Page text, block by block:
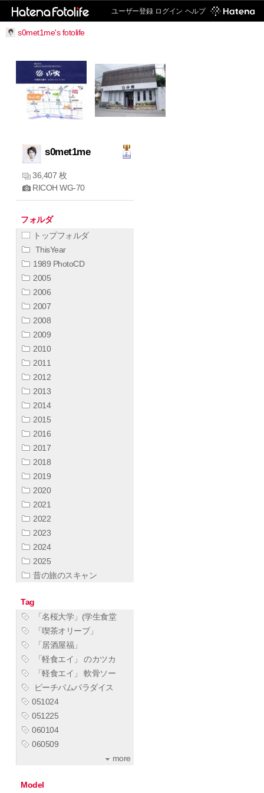
ユーザー登録 ログイン ヘルプ
s0met1me's fotolife
s0met1me
36,407 枚
RICOH WG-70
フォルダ
トップフォルダ
ThisYear
1989 PhotoCD
2005
2006
2007
2008
2009
2010
2011
2012
2013
2014
2015
2016
2017
2018
2019
2020
2021
2022
2023
2024
2025
昔の旅のスキャン
Tag
「名桜大学」(学生食堂
「喫茶オリーブ」
「居酒屋福」
「軽食エイ」 のカツカ
「軽食エイ」 軟骨ソー
ビーチバムパラダイス
051024
051225
060104
060509
more
Model